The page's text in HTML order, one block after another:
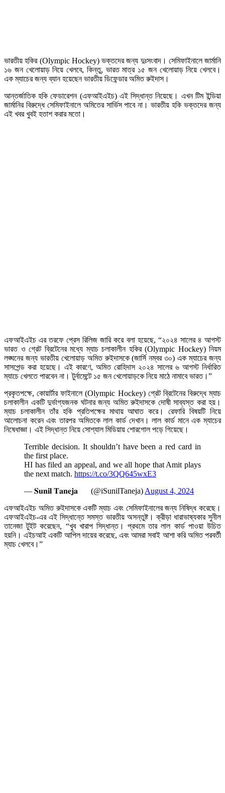
ভারতীয় হকির (Olympic Hockey) ভক্তদের জন্য দুঃসংবাদ। সেমিফাইনালে জার্মানি
১৬ জন খেলোয়াড় নিয়ে খেলবে, কিন্তু, ভারত মাত্র ১৫ জন খেলোয়াড় নিয়ে খেলবে।
এক ম্যাচের জন্য ব্যান হয়েছেন ভারতীয় ডিফেন্ডার অমিত রুইদাস।
আন্তর্জাতিক হকি ফেডারেশন (এফআইএইচ) এই সিদ্ধান্ত নিয়েছে। এখন টিম ইন্ডিয়া
জার্মানির বিরুদ্ধে সেমিফাইনালে অমিতের সার্ভিস পাবে না। ভারতীয় হকি ভক্তদের জন্য
এই খবর খুবই হতাশ করার মতো।
এফআইএইচ এর তরফে প্রেস রিলিজ জারি করে বলা হয়েছে, “২০২৪ সালের ৪ আগস্ট
ভারত ও গ্রেট ব্রিটেনের মধ্যে ম্যাচ চলাকালীন হকির (Olympic Hockey) নিয়ম
লঙ্ঘনের জন্য ভারতীয় খেলোয়াড় অমিত রুইদাসকে (জার্সি নম্বর ৩০) এক ম্যাচের জন্য
সাসপেন্ড করা হয়েছে। এই কারণে, অমিত রোহিদাস ২০২৪ সালের ৬ আগস্ট নির্ধারিত
ম্যাচে খেলতে পারবেন না। টুর্নামেন্টে ১৫ জন খেলোয়াড়কে নিয়ে মাঠে নামাবে ভারত।”
প্রকৃতপক্ষে, কোয়ার্টার ফাইনালে (Olympic Hockey) গ্রেট ব্রিটেনের বিরুদ্ধে ম্যাচ
চলাকালীন একটি দুর্ভাগ্যজনক ঘটনার জন্য অমিত রুইদাসকে দোষী সাব্যস্ত করা হয়।
ম্যাচ চলাকালীন তাঁর হকি প্রতিপক্ষের মাথায় আঘাত করে। রেফারি বিষয়টি নিয়ে
আলোচনা করেন এবং তারপর অমিতকে লাল কার্ড দেখান। লাল কার্ড মানে এক ম্যাচের
নিষেধাজ্ঞা। এই সিদ্ধান্ত নিয়ে সোশ্যাল মিডিয়ায় শোরগোল পড়ে গিয়েছে।
Terrible decision. It shouldn’t have been a red card in
the first place.
HI has filed an appeal, and we all hope that Amit plays
the next match. https://t.co/3QQ645wxE3
— 𝐒𝐮𝐧𝐢𝐥 𝐓𝐚𝐧𝐞𝐣𝐚 (@iSunilTaneja) August 4, 2024
এফআইএইচ অমিত রুইদাসকে একটি ম্যাচ এবং সেমিফাইনালের জন্য নিষিদ্ধ করেছে।
এফআইএইচ-এর এই সিদ্ধান্তে সমস্ত ভারতীয় অসন্তুষ্ট। ক্রীড়া ধারাভাষ্যকার সুনীল
তানেজা টুইট করেছেন, “খুব খারাপ সিদ্ধান্ত। প্রথমে তার লাল কার্ড পাওয়া উচিত
হয়নি। এইচআই একটি আপিল দায়ের করেছে, এবং আমরা সবাই আশা করি অমিত পরবর্তী
ম্যাচ খেলবে।”